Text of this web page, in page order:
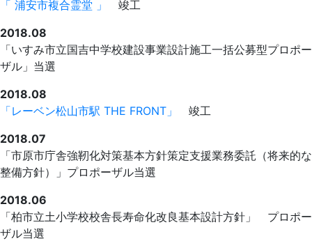
「 浦安市複合霊堂 」
竣工
2018.08
「いすみ市立国吉中学校建設事業設計施工一括公募型プロポー
ザル」当選
2018.08
「レーベン松山市駅 THE FRONT」
竣工
2018.07
「市原市庁舎強靭化対策基本方針策定支援業務委託（将来的な
整備方針）」プロポーザル当選
2018.06
「柏市立土小学校校舎長寿命化改良基本設計方針」 プロポー
ザル当選